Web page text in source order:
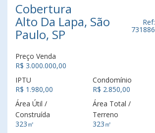
Cobertura
Alto Da Lapa, São
Paulo, SP
Ref:
731886
Preço Venda
R$ 3.000.000,00
IPTU
R$ 1.980,00
Condomínio
R$ 2.850,00
Área Útil /
Construída
323㎡
Área Total /
Terreno
323㎡